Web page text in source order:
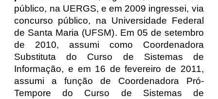
público, na UERGS, e em 2009 ingressei, via
concurso público, naUniversidade Federal
de Santa Maria (UFSM). Em 05 de setembro
de 2010, assumi como Coordenadora
Substituta do Curso de Sistemas de
Informação, e em 16 de fevereiro de 2011,
assumi a função de Coordenadora Pró-
Tempore do Curso de Sistemas de